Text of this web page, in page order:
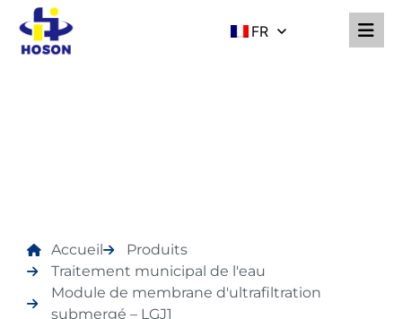
FR
Accueil
Produits
Traitement municipal de l'eau
Module de membrane d'ultrafiltration
submergé – LGJ1